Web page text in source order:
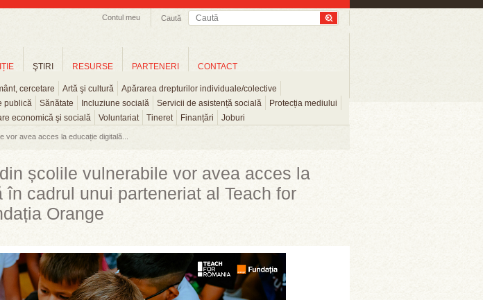
Caută
Contul meu
ŞTIRI
cercetare Artă şi cultură
Apărarea drepturilor individuale/colective
publică
Sănătate Incluziune socială Servicii de asistență socială
Protecția mediului
economică şi socială
Voluntariat Tineret Finanțări Joburi
RESURSE PARTENERI CONTACT
vor avea acces la educație digitală...
școlile vulnerabile vor avea acces la
în cadrul unui parteneriat al Teach for
Orange